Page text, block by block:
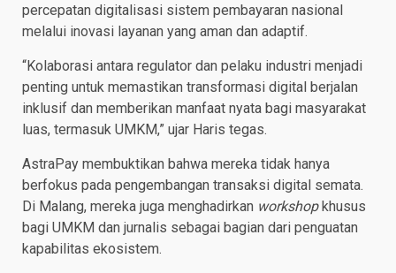
percepatan digitalisasi sistem pembayaran nasional
melalui inovasi layanan yang aman dan adaptif.
“Kolaborasi antara regulator dan pelaku industri menjadi
penting untuk memastikan transformasi digital berjalan
inklusif dan memberikan manfaat nyata bagi masyarakat
luas, termasuk UMKM,” ujar Haris tegas.
AstraPay membuktikan bahwa mereka tidak hanya
berfokus pada pengembangan transaksi digital semata.
Di Malang, mereka juga menghadirkan workshopkhusus
bagi UMKM dan jurnalis sebagai bagian dari penguatan
kapabilitas ekosistem.